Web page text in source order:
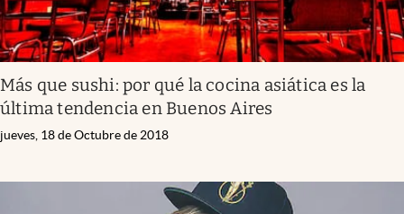
Más que sushi: por qué la cocina asiática es la
última tendencia en Buenos Aires
jueves, 18 de Octubre de 2018